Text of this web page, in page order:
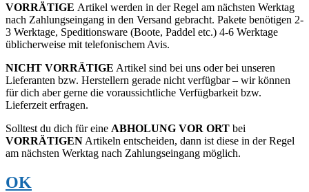
VORRÄTIGE Artikel werden in der Regel am nächsten Werktag
nach Zahlungseingang in den Versand gebracht. Pakete benötigen 2-
3 Werktage, Speditionsware (Boote, Paddel etc.) 4-6 Werktage
üblicherweise mit telefonischem Avis.
NICHT VORRÄTIGE Artikel sind bei uns oder bei unseren
Lieferanten bzw. Herstellern gerade nicht verfügbar – wir können
für dich aber gerne die voraussichtliche Verfügbarkeit bzw.
Lieferzeit erfragen.
Solltest du dich für eine ABHOLUNG VOR ORT bei
VORRÄTIGENArtikeln entscheiden, dann ist diese in der Regel
am nächsten Werktag nach Zahlungseingang möglich.
OK